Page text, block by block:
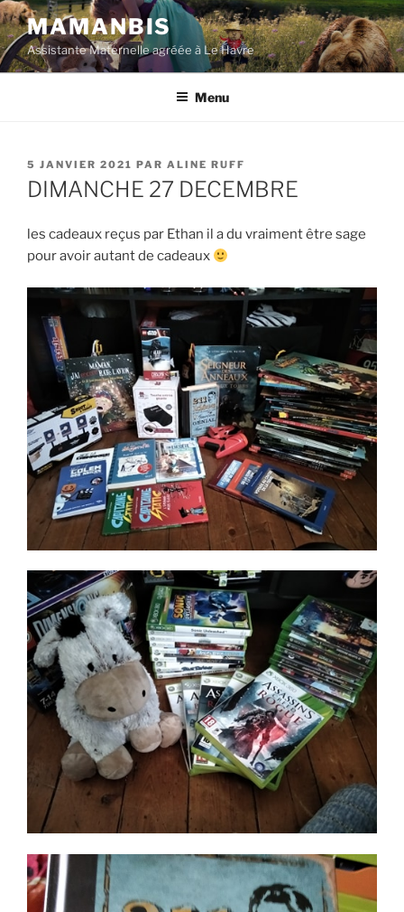
Aller
au
contenu
principal
MAMANBIS
Assistante Maternelle agréée à Le Havre
Menu
PUBLIÉ
LE
5 JANVIER 2021 PAR ALINE RUFF
DIMANCHE 27 DECEMBRE
les cadeaux reçus par Ethan il a du vraiment être sage
pour avoir autant de cadeaux